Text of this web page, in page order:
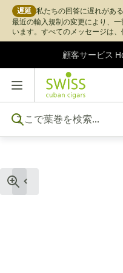
遅延 私たちの回答に遅れがあ
最近の輸入規制の変更により、
います。すべてのメッセージは
顧客サービス
コンテンツにスキップ